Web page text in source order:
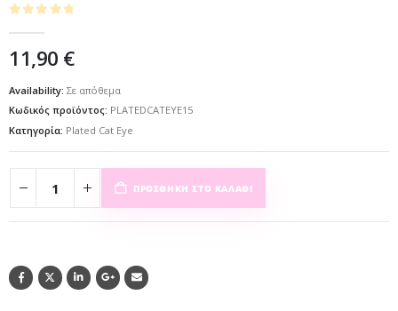
11,90 €
Availability: Σε απόθεμα
Κωδικός προϊόντος: PLATEDCATEYE15
Κατηγορία: Plated Cat Eye
ΠΡΟΣΘΉΚΗ ΣΤΟ ΚΑΛΆΘΙ